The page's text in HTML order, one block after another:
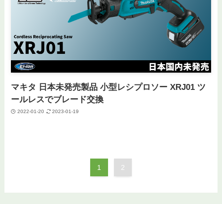
マキタ 日本未発売製品 小型レシプロソー XRJ01 ツ
ールレスでブレード交換
2022-01-20 2023-01-19
1 2